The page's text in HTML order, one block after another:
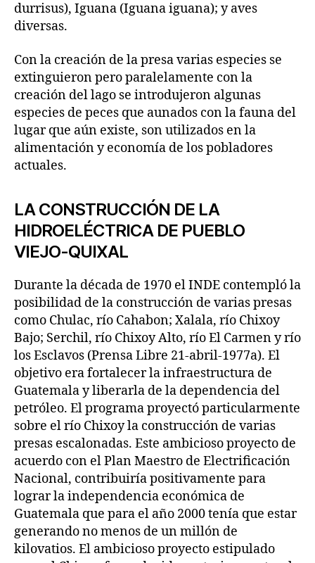
durrisus), Iguana (Iguana iguana); y aves
diversas.
Con la creación de la presa varias especies se
extinguieron pero paralelamente con la
creación del lago se introdujeron algunas
especies de peces que aunados con la fauna del
lugar que aún existe, son utilizados en la
alimentación y economía de los pobladores
actuales.
LA CONSTRUCCIÓN DE LA
HIDROELÉCTRICA DE PUEBLO
VIEJO-QUIXAL
Durante la década de 1970 el INDE contempló la
posibilidad de la construcción de varias presas
como Chulac, río Cahabon; Xalala, río Chixoy
Bajo; Serchil, río Chixoy Alto, río El Carmen y río
los Esclavos (Prensa Libre 21-abril-1977a). El
objetivo era fortalecer la infraestructura de
Guatemala y liberarla de la dependencia del
petróleo. El programa proyectó particularmente
sobre el río Chixoy la construcción de varias
presas escalonadas. Este ambicioso proyecto de
acuerdo con el Plan Maestro de Electrificación
Nacional, contribuiría positivamente para
lograr la independencia económica de
Guatemala que para el año 2000 tenía que estar
generando no menos de un millón de
kilovatios. El ambicioso proyecto estipulado